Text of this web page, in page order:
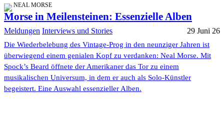
NEAL MORSE
Morse in Meilensteinen: Essenzielle Alben
Meldungen Interviews und Stories 29 Juni 26
Die Wiederbelebung des Vintage-Prog in den neunziger Jahren ist
überwiegend einem genialen Kopf zu verdanken: Neal Morse. Mit
Spock’s Beard öffnete der Amerikaner das Tor zu einem
musikalischen Universum, in dem er auch als Solo-Künstler
begeistert. Eine Auswahl essenzieller Alben.